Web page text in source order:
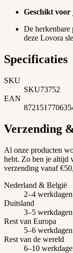
Geschikt voor
De herkenbare
deze Lovora
Specificaties
SKU
SKU73752
EAN
Verzending
Al onze producten
hebt. Zo ben je altijd
verzending vanaf
Nederland & België
2–4 werkdagen
Duitsland
3–5 werkdagen
Rest van Europa
5–6 werkdagen
Rest van de wereld
6–10